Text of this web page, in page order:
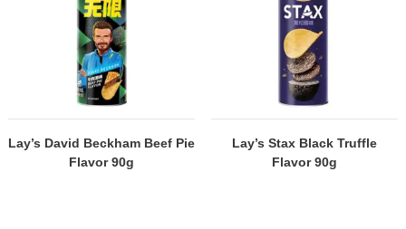
Lay’s David Beckham Beef Pie
Flavor 90g
Lay’s Stax Black Truffle
Flavor 90g